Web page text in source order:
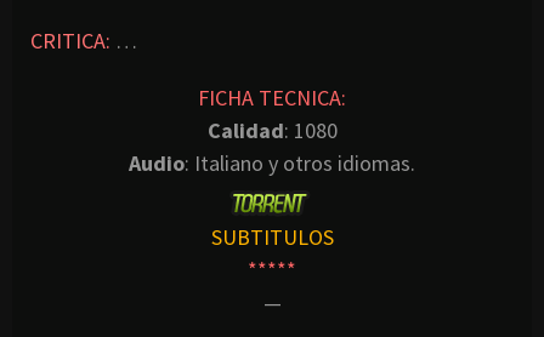
CRITICA: …
FICHA TECNICA:
Calidad: 1080
Audio: Italiano y otros idiomas.
SUBTITULOS
*****
—